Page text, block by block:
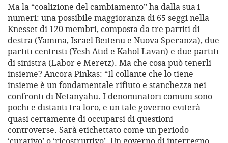
Ma la “coalizione del cambiamento” ha dalla sua i
numeri: una possibile maggioranza di 65 seggi nella
Knesset di 120 membri, composta da tre partiti di
destra (Yamina, Israel Beitenu e Nuova Speranza), due
partiti centristi (Yesh Atid e Kahol Lavan) e due partiti
di sinistra (Labor e Meretz). Ma che cosa può tenerli
insieme? Ancora Pinkas: “Il collante che lo tiene
insieme è un fondamentale rifiuto e stanchezza nei
confronti di Netanyahu. I denominatori comuni sono
pochi e distanti tra loro, e un tale governo eviterà
quasi certamente di occuparsi di questioni
controverse. Sarà etichettato come un periodo